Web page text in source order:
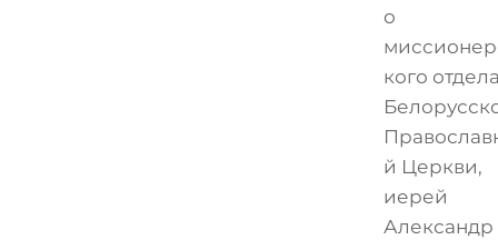
о
кого
й Церкви,
иерей
Александр